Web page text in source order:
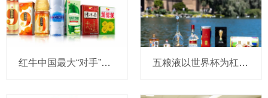
红牛中国最大“对手”东鹏饮料冲击IPO！未来三年要这么干 五粮液以世界杯为杠杆，撬动年轻圈层，重新定义白酒消费边界